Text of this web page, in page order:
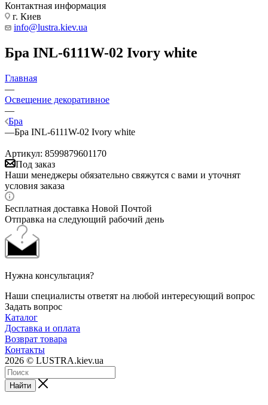
Контактная информация
г. Киев
info@lustra.kiev.ua
Бра INL-6111W-02 Ivory white
Главная
—
Освещение декоративное
—
Бра
—Бра INL-6111W-02 Ivory white
Артикул: 8599879601170
Под заказ
Наши менеджеры обязательно свяжутся с вами и уточнят
условия заказа
Бесплатная доставка Новой Почтой
Отправка на следующий рабочий день
Нужна консультация?
Наши специалисты ответят на любой интересующий вопрос
Задать вопрос
Каталог
Доставка и оплата
Возврат товара
Контакты
2026 © LUSTRA.kiev.ua
Найти